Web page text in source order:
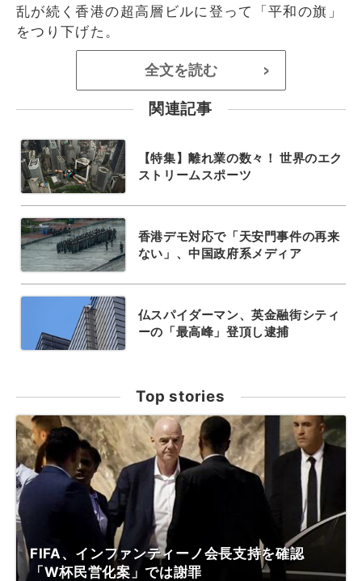
乱が続く香港の超高層ビルに登って「平和の旗」
をつり下げた。
全文を読む >
関連記事
【特集】離れ業の数々！ 世界のエク
ストリームスポーツ
香港デモ対応で「天安門事件の再来
ない」、中国政府系メディア
仏スパイダーマン、英金融街シティ
ーの「最高峰」登頂し逮捕
Top stories
FIFA、インファンティーノ会長支持を確認
「W杯民営化案」では謝罪